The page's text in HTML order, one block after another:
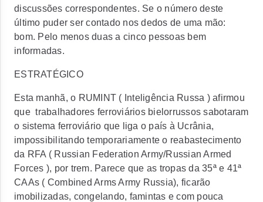
discussões correspondentes. Se o número deste
último puder ser contado nos dedos de uma mão:
bom. Pelo menos duas a cinco pessoas bem
informadas.
ESTRATÉGICO
Esta manhã, o RUMINT ( Inteligência Russa ) afirmou
que trabalhadores ferroviários bielorrussos sabotaram
o sistema ferroviário que liga o país à Ucrânia,
impossibilitando temporariamente o reabastecimento
da RFA ( Russian Federation Army/Russian Armed
Forces ), por trem. Parece que as tropas da 35ª e 41ª
CAAs ( Combined Arms Army Russia), ficarão
imobilizadas, congelando, famintas e com pouca